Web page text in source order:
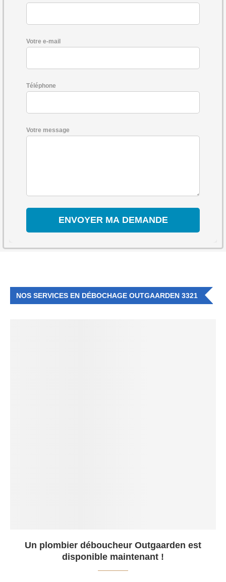
Votre e-mail
Téléphone
Votre message
NOS SERVICES EN DÉBOCHAGE OUTGAARDEN 3321
Un plombier déboucheur Outgaarden est
disponible maintenant !